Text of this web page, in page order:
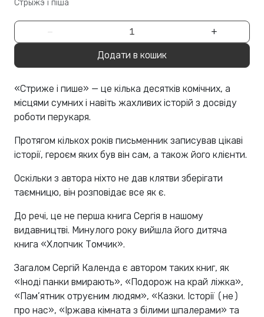
Стрыжэ і піша
− +
Додати в кошик
«Стриже і пише» — це кілька десятків комічних, а
місцями сумних і навіть жахливих історій з досвіду
роботи перукаря.
Протягом кількох років письменник записував цікаві
історії, героєм яких був він сам, а також його клієнти.
Оскільки з автора ніхто не дав клятви зберігати
таємницю, він розповідає все як є.
До речі, це не перша книга Сергія в нашому
видавництві. Минулого року вийшла його дитяча
книга «Хлопчик Томчик».
Загалом Сергій Календа є автором таких книг, як
«Іноді панки вмирають», «Подорож на край ліжка»,
«Пам’ятник отруєним людям», «Казки. Історії (не)
про нас», «Іржава кімната з білими шпалерами» та